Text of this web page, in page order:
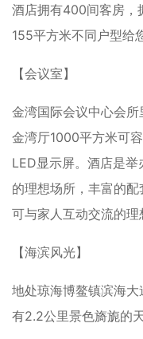
酒店拥有400间客房，
155平方米不同户型给
【会议室】
金湾国际会议中心会
金湾厅1000平方米可
LED显示屏。酒店是
的理想场所，丰富的
可与家人互动交流的理
【海滨风光】
地处琼海博鳌镇滨海
有2.2公里景色旖旎的天